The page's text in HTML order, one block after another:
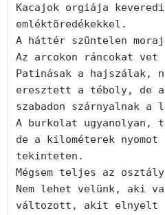
Kacajok orgiája
emléktöredékekkel.
A háttér szüntelen
Az arcokon ráncokat
Patinásak a hajszálak,
eresztett a téboly, de
szabadon szárnyalnak a
A burkolat ugyanolyan,
de a kilométerek nyomot
tekinteten.
Mégsem teljes az
Nem lehet velünk, aki
változott, akit elnyelt